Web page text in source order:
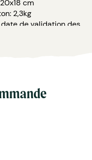
cm
2,3kg
de validation des
: 3 semaines ;